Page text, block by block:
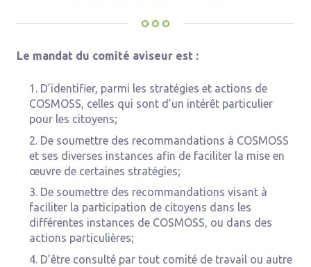
Le mandat du comité aviseur est :
D’identifier, parmi les stratégies et actions de
COSMOSS, celles qui sont d’un intérêt particulier
pour les citoyens;
De soumettre des recommandations à COSMOSS
et ses diverses instances afin de faciliter la mise en
œuvre de certaines stratégies;
De soumettre des recommandations visant à
faciliter la participation de citoyens dans les
différentes instances de COSMOSS, ou dans des
actions particulières;
D’être consulté par tout comité de travail ou autre